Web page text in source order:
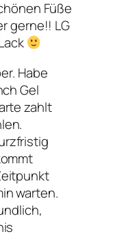
Füße
gerne!! LG
Habe
Gel
zahlt
warten.